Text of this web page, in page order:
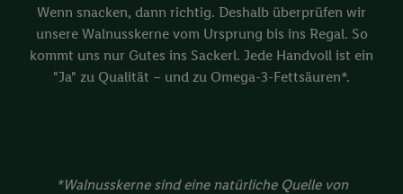
Wenn snacken, dann richtig. Deshalb überprüfen wir
unsere Walnusskerne vom Ursprung bis ins Regal. So
kommt uns nur Gutes ins Sackerl. Jede Handvoll ist ein
"Ja" zu Qualität – und zu Omega-3-Fettsäuren*.
*Walnusskerne sind eine natürliche Quelle von